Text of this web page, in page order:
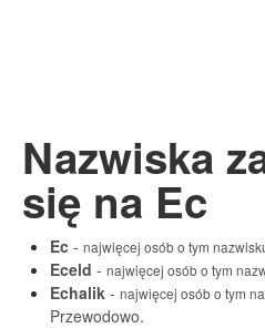
Nazwiska
się na Ec
Ec - najwięcej osób o tym
Eceld - najwięcej osób o tym
Echalik - najwięcej osób o tym
Przewodowo.